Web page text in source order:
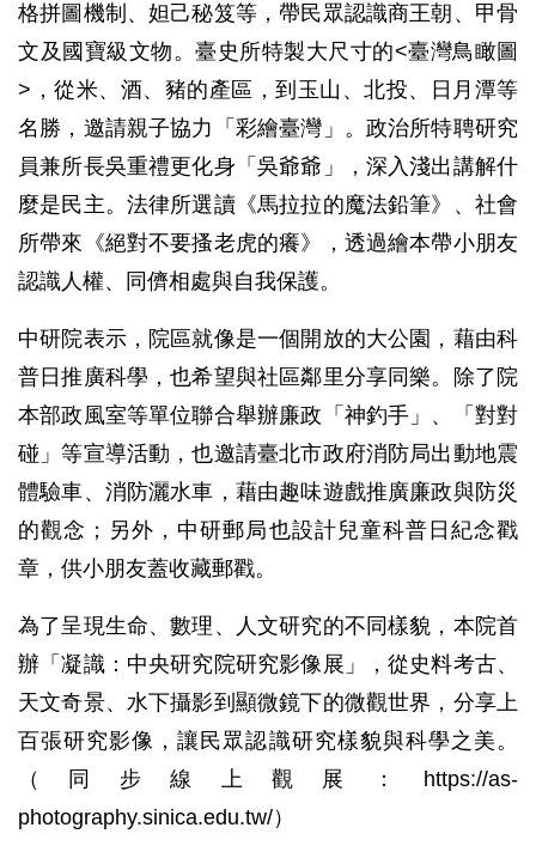
格拼圖機制、妲己秘笈等，帶民眾認識商王朝、甲骨
文及國寶級文物。臺史所特製大尺寸的<臺灣鳥瞰圖
>，從米、酒、豬的產區，到玉山、北投、日月潭等
名勝，邀請親子協力「彩繪臺灣」。政治所特聘研究
員兼所長吳重禮更化身「吳爺爺」，深入淺出講解什
麼是民主。法律所選讀《馬拉拉的魔法鉛筆》、社會
所帶來《絕對不要搔老虎的癢》，透過繪本帶小朋友
認識人權、同儕相處與自我保護。
中研院表示，院區就像是一個開放的大公園，藉由科
普日推廣科學，也希望與社區鄰里分享同樂。除了院
本部政風室等單位聯合舉辦廉政「神釣手」、「對對
碰」等宣導活動，也邀請臺北市政府消防局出動地震
體驗車、消防灑水車，藉由趣味遊戲推廣廉政與防災
的觀念；另外，中研郵局也設計兒童科普日紀念戳
章，供小朋友蓋收藏郵戳。
為了呈現生命、數理、人文研究的不同樣貌，本院首
辦「凝識：中央研究院研究影像展」，從史料考古、
天文奇景、水下攝影到顯微鏡下的微觀世界，分享上
百張研究影像，讓民眾認識研究樣貌與科學之美。
（同步線上觀展：https://as-
photography.sinica.edu.tw/）